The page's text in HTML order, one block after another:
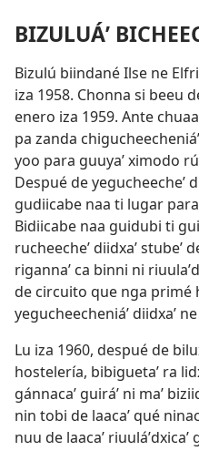
BIZULUÁʼ
Bizulú biindané Ilse ne
iza 1958. Chonna si beeu
enero iza 1959. Ante
pa zanda
yoo para guuyaʼ ximodo
Despué de yegucheecheʼ
gudiicabe naa ti lugar para
Bidiicabe naa guidubi ti
rucheecheʼ diidxaʼ stubeʼ
rigannaʼ ca binni ni
de circuito que nga primé
yegucheecheniáʼ diidxaʼ
Lu iza 1960, despué de
hostelería, bibiguetaʼ ra
gánnacaʼ guiráʼ ni maʼ
nin tobi de laacaʼ qué
nuu de laacaʼ riuuláʼdxicaʼ